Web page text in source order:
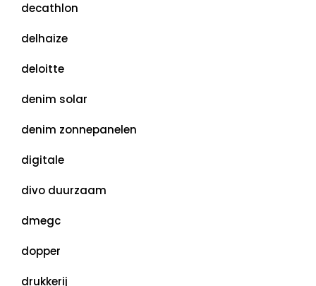
decathlon
delhaize
deloitte
denim solar
denim zonnepanelen
digitale
divo duurzaam
dmegc
dopper
drukkerij